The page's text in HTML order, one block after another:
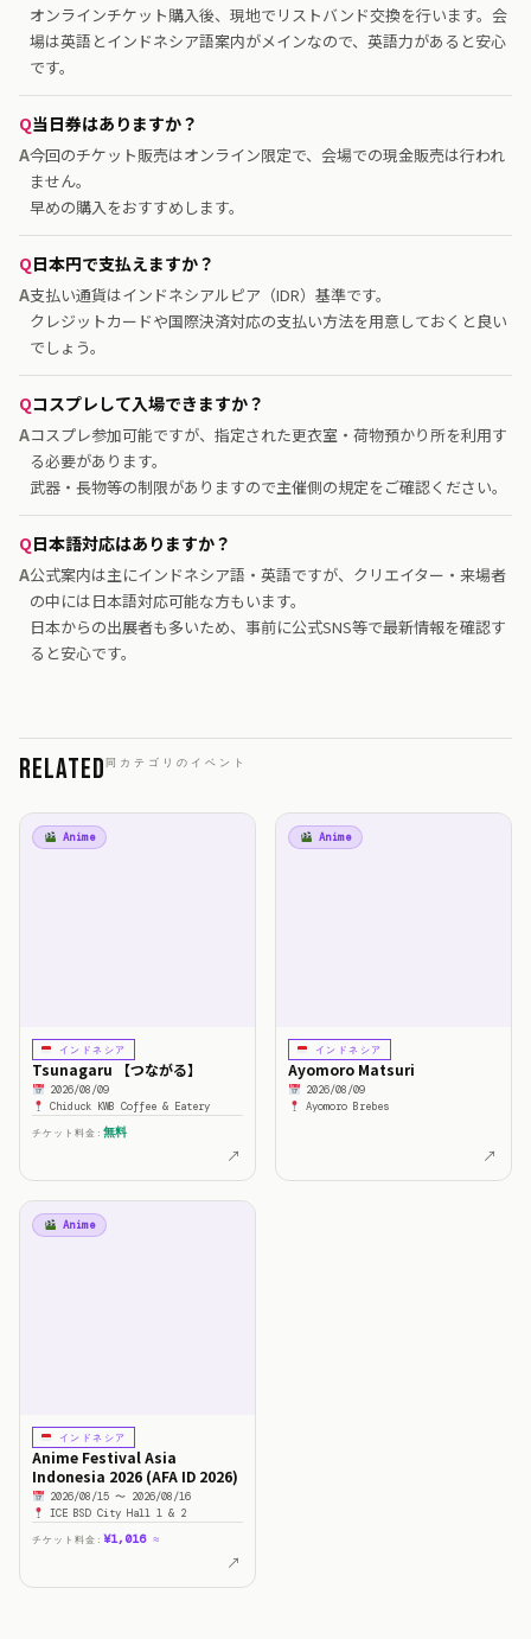
オンラインチケット購入後、現地でリストバンド交換を行います。会
場は英語とインドネシア語案内がメインなので、英語力があると安心
です。
当日券はありますか？
今回のチケット販売はオンライン限定で、会場での現金販売は行われ
ません。
早めの購入をおすすめします。
日本円で支払えますか？
支払い通貨はインドネシアルピア（IDR）基準です。
クレジットカードや国際決済対応の支払い方法を用意しておくと良い
でしょう。
コスプレして入場できますか？
コスプレ参加可能ですが、指定された更衣室・荷物預かり所を利用す
る必要があります。
武器・長物等の制限がありますので主催側の規定をご確認ください。
日本語対応はありますか？
公式案内は主にインドネシア語・英語ですが、クリエイター・来場者
の中には日本語対応可能な方もいます。
日本からの出展者も多いため、事前に公式SNS等で最新情報を確認す
ると安心です。
Related同カテゴリのイベント
Anime
インドネシア
Tsunagaru 【つながる】
2026/08/09
Chiduck KWB Coffee & Eatery
チケット料金: 無料
↗
Anime
インドネシア
Ayomoro Matsuri
2026/08/09
Ayomoro Brebes
↗
Anime
インドネシア
Anime Festival Asia
Indonesia 2026 (AFA ID 2026)
2026/08/15 〜 2026/08/16
ICE BSD City Hall 1 & 2
チケット料金: ¥1,016 ≈
↗